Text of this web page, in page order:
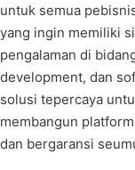
untuk semua
yang ingin memiliki
pengalaman di
development, dan
solusi tepercaya
membangun
dan bergaransi